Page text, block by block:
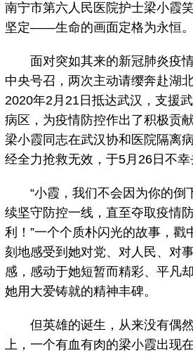
南宁市第六人民医院护士梁小霞
坚定——生命的画面定格为永恒。
面对突如其来的新冠肺炎疫情
中央号召，两次主动请缨奔赴湖
2020年2月21日抵达武汉，支援
病区，为疫情防控作出了积极贡
梁小霞同志在武汉协和医院隔离
经全力抢救无效，于5月26日不幸
“小霞，我们不会因为你的倒
续坚守防控一线，直至夺取疫情
利！”一个个质朴闪光的故事，戳
刻地感受到她对党、对人民、对
感，感动于她短暂而精彩、平凡
她用大爱铸就的精神丰碑。
但英雄的诞生，从来没有偶然
上，一个有血有肉的梁小霞出现